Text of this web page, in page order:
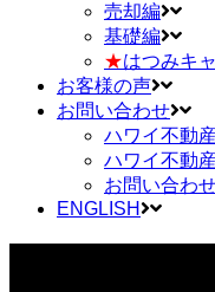
売却編
基礎編
★はつみキ
お客様の声
お問い合わせ
ハワイ不動
ハワイ不動
お問い合わ
ENGLISH